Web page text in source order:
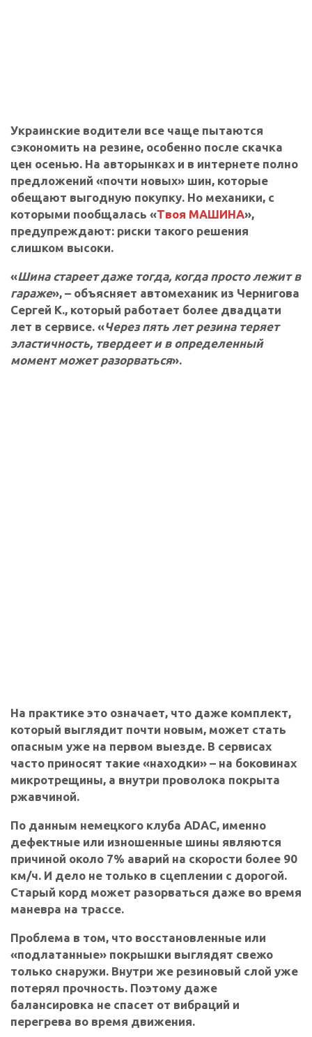
Украинские водители все чаще пытаются
сэкономить на резине, особенно после скачка
цен осенью. На авторынках и в интернете полно
предложений «почти новых» шин, которые
обещают выгодную покупку. Но механики, с
которыми пообщалась «Твоя МАШИНА»,
предупреждают: риски такого решения
слишком высоки.
«Шина стареет даже тогда, когда просто лежит в
гараже», – объясняет автомеханик из Чернигова
Сергей К., который работает более двадцати
лет в сервисе. «Через пять лет резина теряет
эластичность, твердеет и в определенный
момент может разорваться».
На практике это означает, что даже комплект,
который выглядит почти новым, может стать
опасным уже на первом выезде. В сервисах
часто приносят такие «находки» – на боковинах
микротрещины, а внутри проволока покрыта
ржавчиной.
По данным немецкого клуба ADAC, именно
дефектные или изношенные шины являются
причиной около 7% аварий на скорости более 90
км/ч. И дело не только в сцеплении с дорогой.
Старый корд может разорваться даже во время
маневра на трассе.
Проблема в том, что восстановленные или
«подлатанные» покрышки выглядят свежо
только снаружи. Внутри же резиновый слой уже
потерял прочность. Поэтому даже
балансировка не спасет от вибраций и
перегрева во время движения.